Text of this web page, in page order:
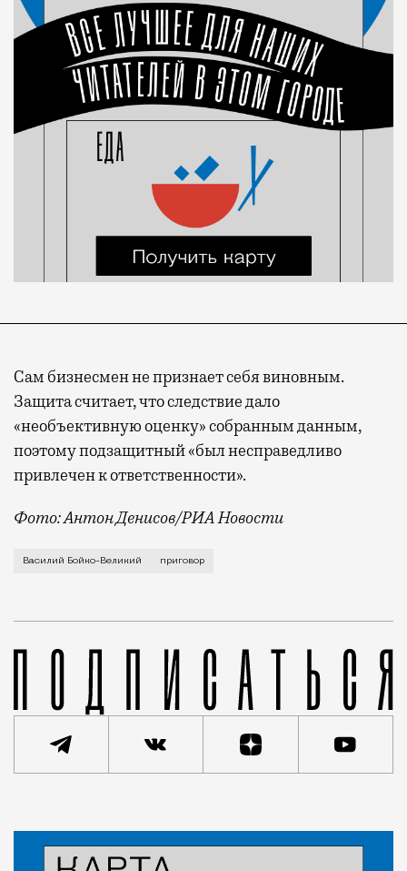
Сам бизнесмен не признает себя виновным.
Защита считает, что следствие дало
«необъективную оценку» собранным данным,
поэтому подзащитный «был несправедливо
привлечен к ответственности».
Фото: Антон Денисов/РИА Новости
Против Бойко-Великого было возбуждено
Василий Бойко-Великий приговор
Статья
Город
Николай Спиридонов